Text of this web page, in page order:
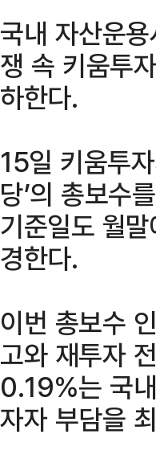
국내 자산운
쟁 속 키움투
하한다.
15일 키움투
당’의 총보수
기준일도 월
경한다.
이번 총보수
고와 재투자
0.19%는 국
자자 부담을